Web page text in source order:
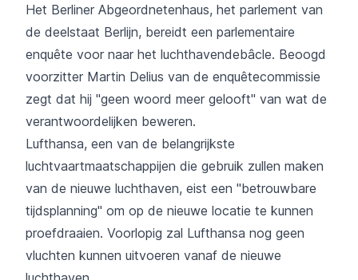
Het Berliner Abgeordnetenhaus, het parlement van
de deelstaat Berlijn, bereidt een parlementaire
enquête voor naar het luchthavendebâcle. Beoogd
voorzitter Martin Delius van de enquêtecommissie
zegt dat hij "geen woord meer gelooft" van wat de
verantwoordelijken beweren.
Lufthansa, een van de belangrijkste
luchtvaartmaatschappijen die gebruik zullen maken
van de nieuwe luchthaven, eist een "betrouwbare
tijdsplanning" om op de nieuwe locatie te kunnen
proefdraaien. Voorlopig zal Lufthansa nog geen
vluchten kunnen uitvoeren vanaf de nieuwe